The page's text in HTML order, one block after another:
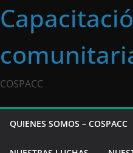
COSPACC
QUIENES SOMOS – COSPACC